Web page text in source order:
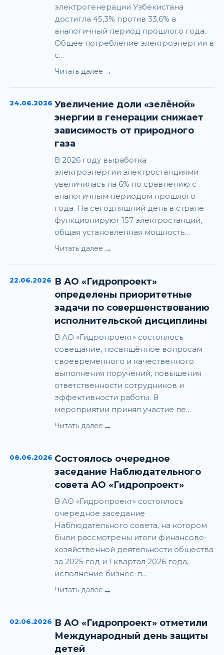
электрогенерации Узбекистана
достигла 45,3% против 33,6% в
аналогичный период прошлого года.
Общее потребление электроэнергии в
с…
Читать далее →
24.06.2026 Увеличение доли «зелёной»
энергии в генерации снижает
зависимость от природного
газа
В 2026 году выработка
электроэнергии электростанциями
увеличилась на 6% по сравнению с
аналогичным периодом прошлого
года. На сегодняшний день в стране
функционируют 157 электростанций,
общая установленная мощность…
Читать далее →
22.06.2026 В АО «Гидропроект»
определены приоритетные
задачи по совершенствованию
исполнительской дисциплины
В АО «Гидропроект» состоялось
совещание, посвящённое вопросам
своевременного и качественного
выполнения поручений, повышения
ответственности сотрудников и
эффективности работы. В
мероприятии принял участие пе…
Читать далее →
08.06.2026 Состоялось очередное
заседание Наблюдательного
совета АО «Гидропроект»
В АО «Гидропроект» состоялось
очередное заседание
Наблюдательного совета, на котором
были рассмотрены итоги финансово-
хозяйственной деятельности общества
за 2025 год и I квартал 2026 года,
исполнение бизнес-п…
Читать далее →
02.06.2026 В АО «Гидропроект» отметили
Международный день защиты
детей